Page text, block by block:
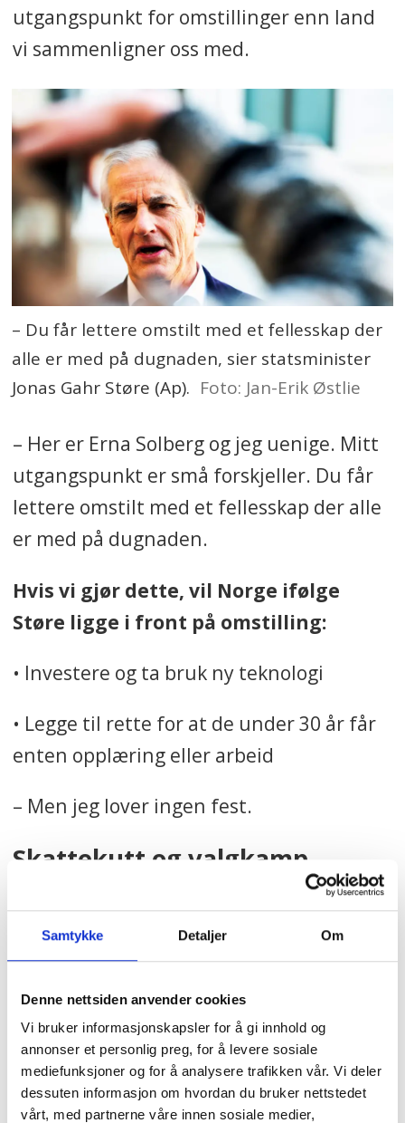
Samtykke Detaljer Om
Denne nettsiden anvender cookies
Vi bruker informasjonskapsler for å gi innhold og
annonser et personlig preg, for å levere sosiale
mediefunksjoner og for å analysere trafikken vår. Vi deler
dessuten informasjon om hvordan du bruker nettstedet
vårt, med partnerne våre innen sosiale medier,
utgangspunkt for omstillinger enn land
vi sammenligner oss med.
– Du får lettere omstilt med et fellesskap der
alle er med på dugnaden, sier statsminister
Jonas Gahr Støre (Ap). Foto: Jan-Erik Østlie
– Her er Erna Solberg og jeg uenige. Mitt
utgangspunkt er små forskjeller. Du får
lettere omstilt med et fellesskap der alle
er med på dugnaden.
Hvis vi gjør dette, vil Norge ifølge
Støre ligge i front på omstilling:
• Investere og ta bruk ny teknologi
• Legge til rette for at de under 30 år får
enten opplæring eller arbeid
– Men jeg lover ingen fest.
Skattekutt og valgkamp
Erna Solberg og høyresida i norsk politikk
har brukt lav produktivitet som
argument for skattekutt. Hva sier Støre
om det?
Det avhenger av hva vi bruker
skatteinntektene til, og hva skattekutt
går på bekostning av, mener han.